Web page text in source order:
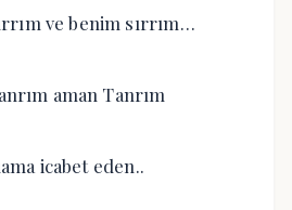
ve benim sırrım…
aman Tanrım
icabet eden..